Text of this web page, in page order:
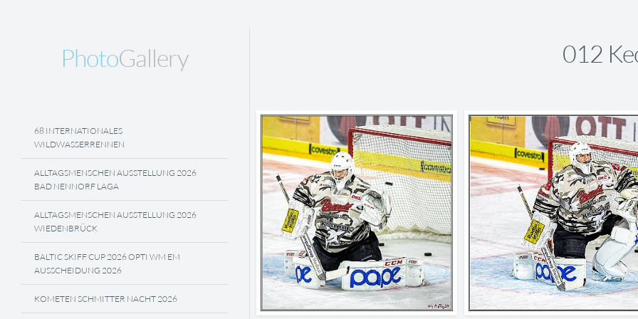
PhotoGallery
68 INTERNATIONALES
WILDWASSERRENNEN
ALLTAGSMENSCHEN AUSSTELLUNG 2026
BAD NENNORF LAGA
ALLTAGSMENSCHEN AUSSTELLUNG 2026
WIEDENBRÜCK
BALTIC SKIFF CUP 2026 OPTI WM EM
AUSSCHEIDUNG 2026
KOMETEN SCHMITTER NACHT 2026
012